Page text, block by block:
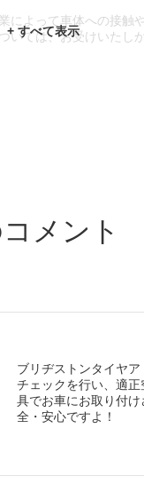
によって車体への接触
いては、お受けいたし
メント
ブリヂストンタイヤ
チェックを行い、適
具でお車にお取り付
全・安心ですよ！